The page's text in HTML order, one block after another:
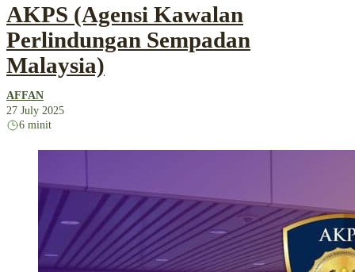
AKPS (Agensi Kawalan
Perlindungan Sempadan
Malaysia)
AFFAN
27 July 2025
6 minit